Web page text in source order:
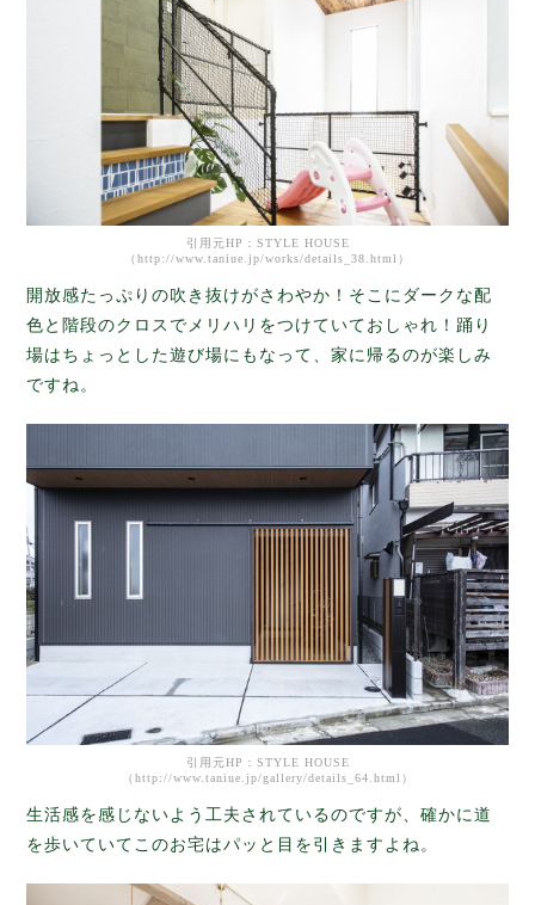
引用元HP：STYLE HOUSE
（http://www.taniue.jp/works/details_38.html）
開放感たっぷりの吹き抜けがさわやか！そこにダークな配
色と階段のクロスでメリハリをつけていておしゃれ！踊り
場はちょっとした遊び場にもなって、家に帰るのが楽しみ
ですね。
引用元HP：STYLE HOUSE
（http://www.taniue.jp/gallery/details_64.html）
生活感を感じないよう工夫されているのですが、確かに道
を歩いていてこのお宅はパッと目を引きますよね。